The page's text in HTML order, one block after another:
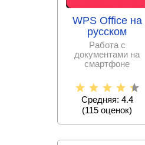
WPS Office на
русском
Работа с
документами на
смартфоне
проще с набором
офисных программ,
Средняя: 4.4
(115 оценок)